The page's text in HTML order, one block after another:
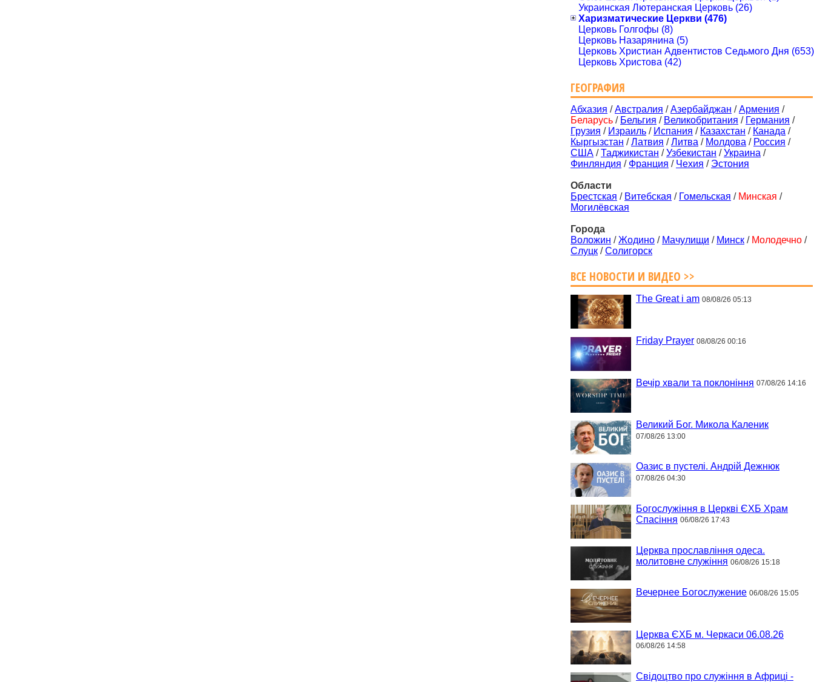
Украинская Лютеранская Церковь (26)
Харизматические Церкви (476)
Церковь Голгофы (8)
Церковь Назарянина (5)
Церковь Христиан Адвентистов Седьмого Дня (653)
Церковь Христова (42)
ГЕОГРАФИЯ
Абхазия /Австралия /Азербайджан /Армения /
Беларусь / Бельгия / Великобритания / Германия /
Грузия / Израиль / Испания / Казахстан / Канада /
Кыргызстан /Латвия /Литва / Молдова / Россия /
США /Таджикистан /Узбекистан /Украина /
Финляндия / Франция / Чехия / Эстония
Области
Брестская / Витебская / Гомельская / Минская /
Могилёвская
Города
Воложин /Жодино / Мачулищи / Минск / Молодечно /
Слуцк /Солигорск
ВСЕ НОВОСТИ И ВИДЕО >>
The Great i am 08/08/26 05:13
Friday Prayer 08/08/26 00:16
Вечір хвали та поклоніння 07/08/26 14:16
Великий Бог. Микола Каленик
07/08/26 13:00
Оазис в пустелі. Андрій Дежнюк
07/08/26 04:30
Богослужіння в Церкві ЄХБ Храм
Спасіння 06/08/26 17:43
Церква прославління одеса.
молитовне служіння 06/08/26 15:18
Вечернее Богослужение 06/08/26 15:05
Церква ЄХБ м. Черкаси 06.08.26
06/08/26 14:58
Свідоцтво про служіння в Африці -